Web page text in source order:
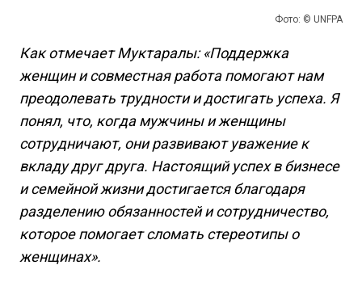
Фото: © UNFPA
Как отмечает Муктаралы: «Поддержка
женщин и совместная работа помогают нам
преодолевать трудности и достигать успеха. Я
понял, что, когда мужчины и женщины
сотрудничают, они развивают уважение к
вкладу друг друга. Настоящий успех в бизнесе
и семейной жизни достигается благодаря
разделению обязанностей и сотрудничество,
которое помогает сломать стереотипы о
женщинах».